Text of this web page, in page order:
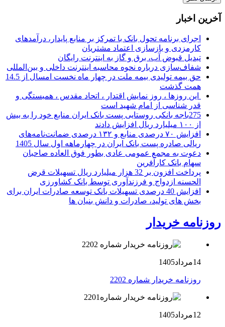
آخرین اخبار
اجرای برنامه تحول بانک با تمرکز بر منابع پایدار، درآمدهای
کارمزدی و بازسازی اعتماد مشتریان
تبدیل قبوض آب، برق و گاز به اینترنت رایگان
شفاف‌سازی درباره نحوه محاسبه اینترنت داخلی و بین‌المللی
حق بیمه تولیدی بیمه ملت در چهار ماه نخست امسال از 14.5
همت گذشت
این روزها ، روز نمایش اقتدار ، اتحاد مقدس ، همبستگی و
قدر شناسی از امام شهید است
275باجه بانکی روستایی پست بانک ایران منابع خود را به بیش
از ۱۰۰ میلیارد ریال افزایش دادند
افزایش ۷۰ درصدی منابع و ۱۳۲ درصدی ضمانت‌نامه‌های
ریالی صادره پست بانک ایران در چهارماهه اول سال 1405
دعوت به مجمع عمومی عادی بطور فوق العاده صاحبان
سهام بانک کارآفرین
پرداخت افزون بر 32 هزار میلیارد ریال تسهیلات قرض
الحسنه ازدواج و فرزندآوری توسط بانک کشاورزی
افزایش 40 درصدی تسهیلات بانک توسعه صادرات ایران برای
بخش های تولید، صادرات و دانش بنیان ها
روزنامه خریدار
14مرداد1405
روزنامه خریدار شماره 2202
12مرداد1405